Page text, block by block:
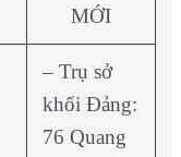
MỚI
– Trụ sở
khối Đảng:
76 Quang